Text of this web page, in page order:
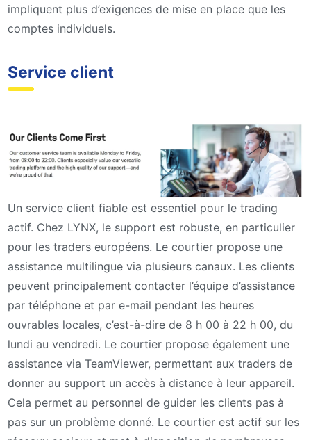
impliquent plus d’exigences de mise en place que les
comptes individuels.
Service client
Un service client fiable est essentiel pour le trading
actif. Chez LYNX, le support est robuste, en particulier
pour les traders européens. Le courtier propose une
assistance multilingue via plusieurs canaux. Les clients
peuvent principalement contacter l’équipe d’assistance
par téléphone et par e-mail pendant les heures
ouvrables locales, c’est-à-dire de 8 h 00 à 22 h 00, du
lundi au vendredi. Le courtier propose également une
assistance via TeamViewer, permettant aux traders de
donner au support un accès à distance à leur appareil.
Cela permet au personnel de guider les clients pas à
pas sur un problème donné. Le courtier est actif sur les